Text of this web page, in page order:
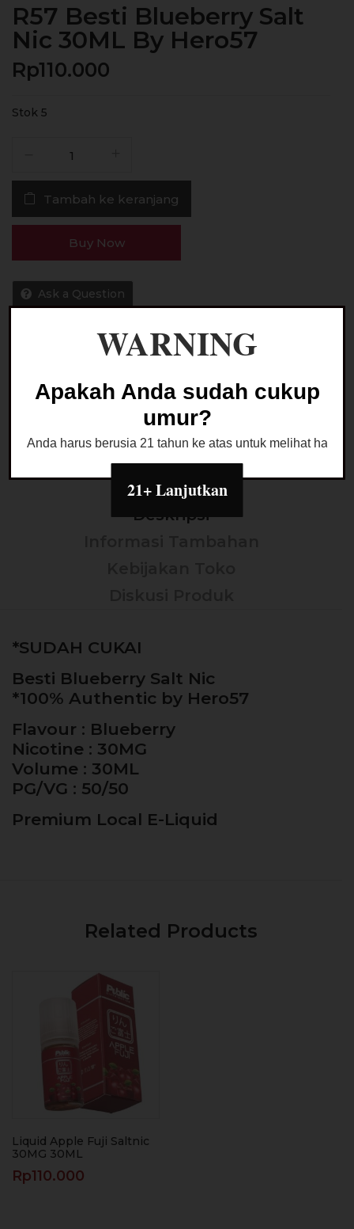
R57 Besti Blueberry Salt
Nic 30ML By Hero57
Rp110.000
Stok 5
Besti
Blueberry
Salt
Hero57
Tambah ke keranjang
Buy Now
Ask a Question
Deskripsi
*SUDAH CUKAI
Besti Blueberry Salt Nic
*100% Authentic by Hero57
Flavour : Blueberry
Nicotine : 30MG
Volume : 30ML
PG/VG : 50/50
Premium Local E-Liquid
Related Products
Liquid Apple Fuji Saltnic
30MG 30ML
Rp110.000
WARNING
Apakah Anda sudah cukup
umur?
Anda harus berusia 21 tahun ke atas untuk melihat
21+ Lanjutkan